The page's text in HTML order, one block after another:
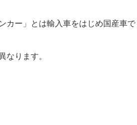
ー」とは輸入車をはじめ国産車
ります。